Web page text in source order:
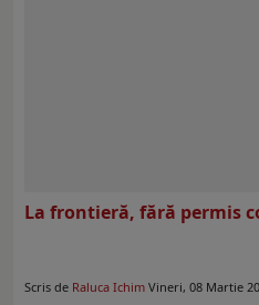
La frontieră, fără permis
Scris de Raluca Ichim Vineri, 08 Martie